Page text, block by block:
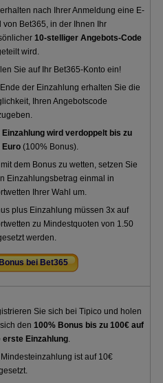
nach Ihrer Anmeldung eine E-
von Bet365, in der Ihnen Ihr
10-stelliger Angebots-Code
wird.
Sie auf Ihr Bet365-Konto ein!
der Einzahlung erhalten Sie die
Ihren Angebotscode
Einzahlung wird verdoppelt bis zu
Euro (100% Bonus).
dem Bonus zu wetten, setzen Sie
Einzahlungsbetrag einmal in
Ihrer Wahl um.
plus Einzahlung müssen 3x auf
zu Mindestquoten von 1.50
werden.
bei Bet365
Sie sich bei Tipico und holen
den100% Bonus bis zu 100€ auf
erste Einzahlung.
Mindesteinzahlung ist auf 10€